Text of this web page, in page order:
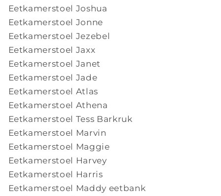
Eetkamerstoel Joshua
Eetkamerstoel Jonne
Eetkamerstoel Jezebel
Eetkamerstoel Jaxx
Eetkamerstoel Janet
Eetkamerstoel Jade
Eetkamerstoel Atlas
Eetkamerstoel Athena
Eetkamerstoel Tess Barkruk
Eetkamerstoel Marvin
Eetkamerstoel Maggie
Eetkamerstoel Harvey
Eetkamerstoel Harris
Eetkamerstoel Maddy eetbank